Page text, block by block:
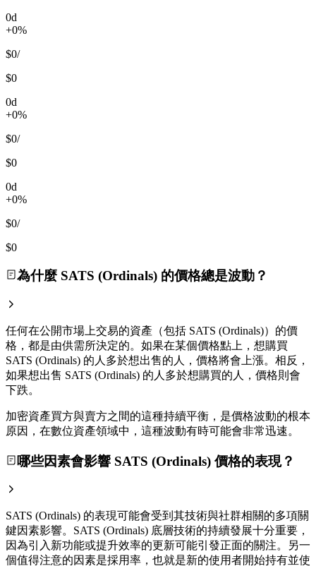
0d
+0%
$0/
$0
0d
+0%
$0/
$0
0d
+0%
$0/
$0
為什麼 SATS (Ordinals) 的價格總是波動？
任何在公開市場上交易的資產（包括 SATS (Ordinals)）的價
格，都是由供需所決定的。如果在某個價格點上，想購買
SATS (Ordinals) 的人多於想出售的人，價格將會上漲。相反，
如果想出售 SATS (Ordinals) 的人多於想購買的人，價格則會
下跌。
加密資產買方與賣方之間的這種持續平衡，是價格波動的根本
原因，在數位資產領域中，這種波動有時可能會非常迅速。
哪些因素會影響 SATS (Ordinals) 價格的表現？
SATS (Ordinals) 的表現可能會受到其技術與社群相關的多項關
鍵因素影響。SATS (Ordinals) 底層技術的持續發展十分重要，
因為引入新功能或提升效率的更新可能引發正面的關注。另一
個值得注意的因素是採用率，也就是新的使用者開始持有並使